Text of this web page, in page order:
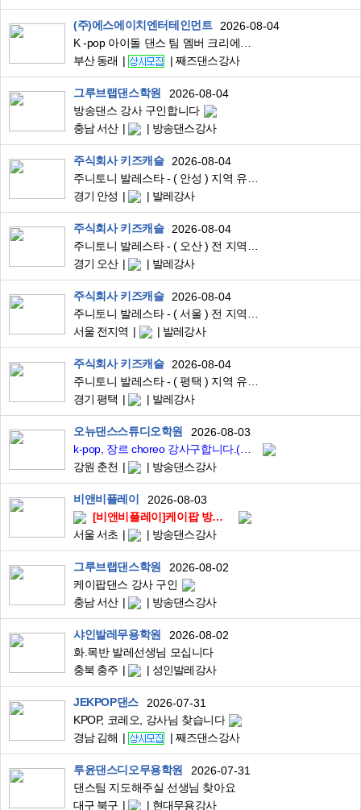
(주)에스에이치엔터테인먼트
2026-08-04
K -pop 아이돌 댄스 팀 멤버 크리에이터 모집
부산 동래
째즈댄스강사
그루브랩댄스학원
2026-08-04
방송댄스 강사 구인합니다
충남 서산
방송댄스강사
주식회사 키즈캐슬
2026-08-04
주니토니 발레스타 - ( 안성 ) 지역 유아발레 강사님 구합니다.
경기 안성
발레강사
주식회사 키즈캐슬
2026-08-04
주니토니 발레스타 - ( 오산 ) 전 지역 유아발레 강사님 구합니다.
경기 오산
발레강사
주식회사 키즈캐슬
2026-08-04
주니토니 발레스타 - ( 서울 ) 전 지역 유아발레 강사님 구합니다.
서울 전지역
발레강사
주식회사 키즈캐슬
2026-08-04
주니토니 발레스타 - ( 평택 ) 지역 유아발레 강사님 구합니다.
경기 평택
발레강사
오뉴댄스스튜디오학원
2026-08-03
k-pop, 장르 choreo 강사구합니다.(각각 또는 둘다가능하신분 지원가능합니다.)
강원 춘천
방송댄스강사
비앤비플레이
2026-08-03
[비앤비플레이]케이팝 방송댄스 댄서 채용
서울 서초
방송댄스강사
그루브랩댄스학원
2026-08-02
케이팝댄스 강사 구인
충남 서산
방송댄스강사
샤인발레무용학원
2026-08-02
화.목반 발레선생님 모십니다
충북 충주
성인발레강사
JEKPOP댄스
2026-07-31
KPOP, 코레오, 강사님 찾습니다
경남 김해
째즈댄스강사
투윤댄스디오무용학원
2026-07-31
댄스팀 지도해주실 선생님 찾아요
대구 북구
현대무용강사